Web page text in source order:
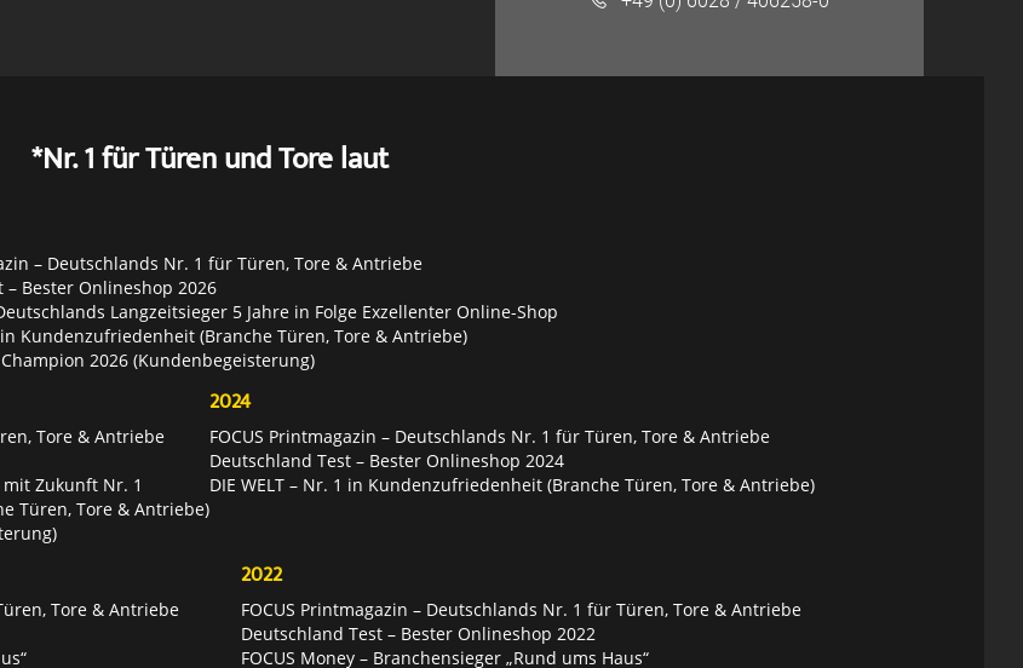
*Nr. 1 für Türen und Tore laut
– Deutschlands Nr. 1 für Türen, Tore & Antriebe
– Bester Onlineshop 2026
Langzeitsieger 5 Jahre in Folge Exzellenter Online-Shop
in Kundenzufriedenheit (Branche Türen, Tore & Antriebe)
Champion 2026 (Kundenbegeisterung)
Tore & Antriebe
mit Zukunft Nr. 1
Türen, Tore & Antriebe)
2024
FOCUS Printmagazin – Deutschlands Nr. 1 für Türen, Tore & Antriebe
Deutschland Test – Bester Onlineshop 2024
DIE WELT – Nr. 1 in Kundenzufriedenheit (Branche Türen, Tore & Antriebe)
Tore & Antriebe
2022
FOCUS Printmagazin – Deutschlands Nr. 1 für Türen, Tore & Antriebe
Deutschland Test – Bester Onlineshop 2022
FOCUS Money – Branchensieger „Rund ums Haus“